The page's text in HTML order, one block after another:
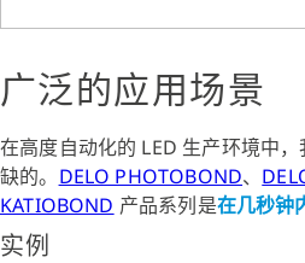
广泛的应用场景
在高度自动化的 LED 生产环境中
缺的。 DELO PHOTOBOND、
KATIOBOND 产品系列是在几秒钟
实例